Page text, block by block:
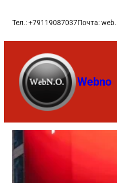
Тел.: +79119087037Почта:
Webno